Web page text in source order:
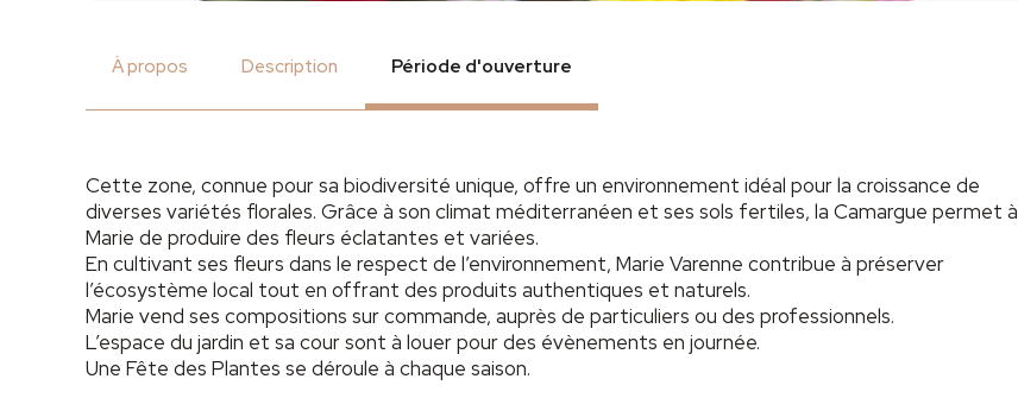
À propos Description Période d'ouverture
Cette zone, connue pour sa biodiversité unique, offre un environnement idéal pour la croissance de
diverses variétés florales. Grâce à son climat méditerranéen et ses sols fertiles, la Camargue permet à
Marie de produire des fleurs éclatantes et variées.
En cultivant ses fleurs dans le respect de l’environnement, Marie Varenne contribue à préserver
l’écosystème local tout en offrant des produits authentiques et naturels.
Marie vend ses compositions sur commande, auprès de particuliers ou des professionnels.
L’espace du jardin et sa cour sont à louer pour des évènements en journée.
Une Fête des Plantes se déroule à chaque saison.